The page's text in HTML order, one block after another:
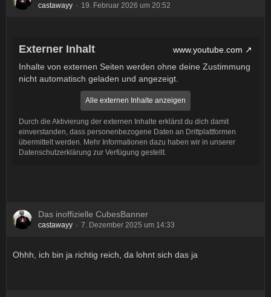
castawayy 19. Februar 2026 um 20:52
Externer Inhalt
www.youtube.com
Inhalte von externen Seiten werden ohne deine Zustimmung
nicht automatisch geladen und angezeigt.
Alle externen Inhalte anzeigen
Durch die Aktivierung der externen Inhalte erklärst du dich damit
einverstanden, dass personenbezogene Daten an Drittplattformen
übermittelt werden. Mehr Informationen dazu haben wir in unserer
Datenschutzerklärung zur Verfügung gestellt.
Das inoffizielle CubesBanner
castawayy 7. Dezember 2025 um 14:33
Ohhh, ich bin ja richtig reich, da lohnt sich das ja